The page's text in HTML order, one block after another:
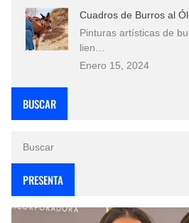
Cuadros de Burros al
Pinturas artísticas de
lien…
Enero 15, 2024
BUSCAR
PRESENTA